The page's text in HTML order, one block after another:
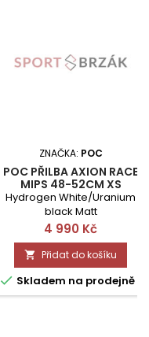
ZNAČKA: POC
POC PŘILBA AXION RACE
MIPS 48-52CM XS
Hydrogen White/Uranium
black Matt
Cena
4 990 Kč
 Přidat do košíku
 Skladem na prodejně